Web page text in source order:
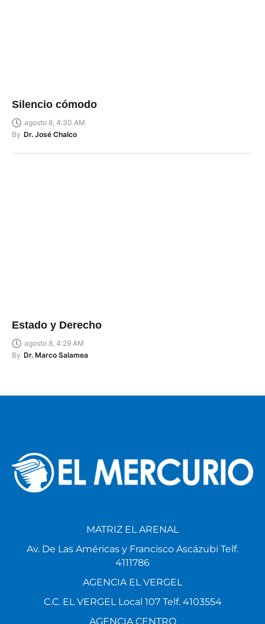
Silencio cómodo
agosto 8, 4:30 AM
By Dr. José Chalco
Estado y Derecho
agosto 8, 4:29 AM
By Dr. Marco Salamea
MATRIZ EL ARENAL
Av. De Las Américas y Francisco Ascázubi Telf.
4111786
AGENCIA EL VERGEL
C.C. EL VERGEL Local 107 Telf. 4103554